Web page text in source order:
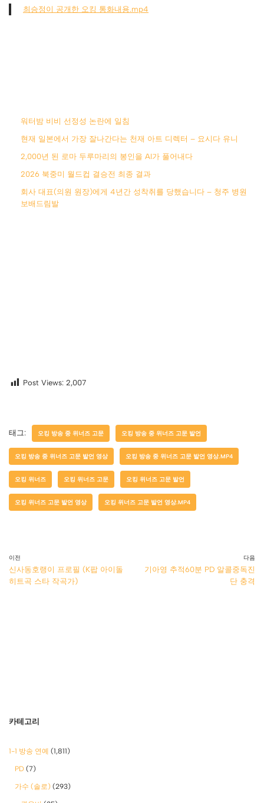
최승정이 공개한 오킹 통화내용.mp4
워터밤 비비 선정성 논란에 일침
현재 일본에서 가장 잘나간다는 천재 아트 디렉터 – 요시다 유니
2,000년 된 로마 두루마리의 봉인을 AI가 풀어내다
2026 북중미 월드컵 결승전 최종 결과
회사 대표(의원 원장)에게 4년간 성착취를 당했습니다 – 청주 병원
보배드림발
Post Views: 2,007
태그: 오킹 방송 중 위너즈 고문 오킹 방송 중 위너즈 고문 발언
오킹 방송 중 위너즈 고문 발언 영상 오킹 방송 중 위너즈 고문 발언 영상.MP4
오킹 위너즈 오킹 위너즈 고문 오킹 위너즈 고문 발언
오킹 위너즈 고문 발언 영상 오킹 위너즈 고문 발언 영상.MP4
이전
신사동호랭이 프로필 (K팝 아이돌
히트곡 스타 작곡가)
다음
기아영 추적60분 PD 알콜중독진
단 충격
카테고리
1-1 방송 연예 (1,811)
PD (7)
가수 (솔로) (293)